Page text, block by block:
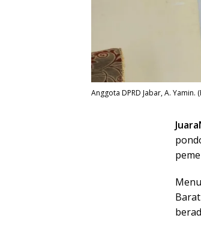
Anggota DPRD Jabar, A. Yamin.